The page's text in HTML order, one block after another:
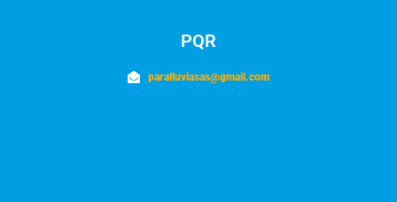
PQR
paralluviasas@gmail.com